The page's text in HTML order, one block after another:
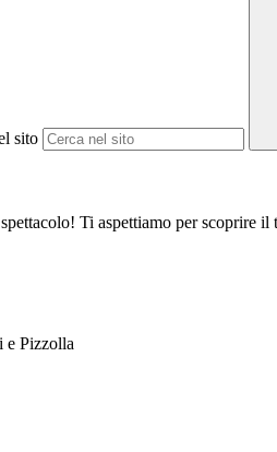
sito
Ti aspettiamo per scoprire il
e Pizzolla